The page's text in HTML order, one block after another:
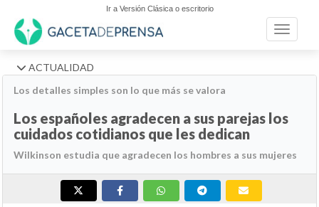
Ir a Versión Clásica o escritorio
Toggle
ACTUALIDAD
Los detalles simples son lo que más se valora
Los españoles agradecen a sus parejas los
cuidados cotidianos que les dedican
Wilkinson estudia que agradecen los hombres a sus mujeres